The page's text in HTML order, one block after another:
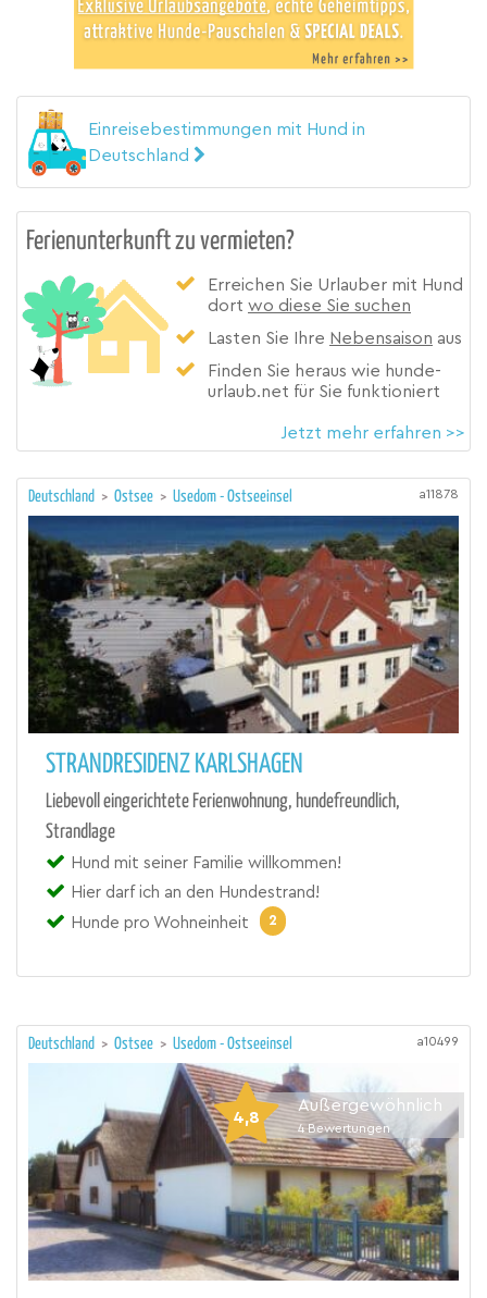
Einreisebestimmungen mit Hund in
Deutschland
Ferienunterkunft zu vermieten?
Erreichen Sie Urlauber mit Hund
dort wo diese Sie suchen
Lasten Sie Ihre Nebensaison aus
Finden Sie heraus wie hunde-
urlaub.net für Sie funktioniert
Jetzt mehr erfahren >>
Deutschland > Ostsee > Usedom - Ostseeinsel a11878
STRANDRESIDENZ KARLSHAGEN
Liebevoll eingerichtete Ferienwohnung, hundefreundlich,
Strandlage
Hund mit seiner Familie willkommen!
Hier darf ich an den Hundestrand!
Hunde pro Wohneinheit
2
Deutschland > Ostsee > Usedom - Ostseeinsel a10499
4,8
Außergewöhnlich
4 Bewertungen